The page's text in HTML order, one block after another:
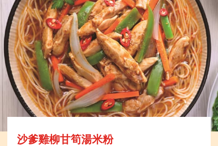
沙爹雞柳甘筍湯米粉